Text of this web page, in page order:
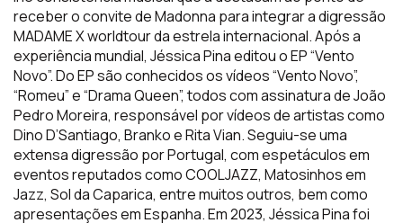
receber o convite de Madonna para integrar a digressão
MADAME X worldtour da estrela internacional. Após a
experiência mundial, Jéssica Pina editou o EP “Vento
Novo”. Do EP são conhecidos os vídeos “Vento Novo”,
“Romeu” e “Drama Queen”, todos com assinatura de João
Pedro Moreira, responsável por vídeos de artistas como
Dino D’Santiago, Branko e Rita Vian. Seguiu-se uma
extensa digressão por Portugal, com espetáculos em
eventos reputados como COOLJAZZ, Matosinhos em
Jazz, Sol da Caparica, entre muitos outros, bem como
apresentações em Espanha. Em 2023, Jéssica Pina foi